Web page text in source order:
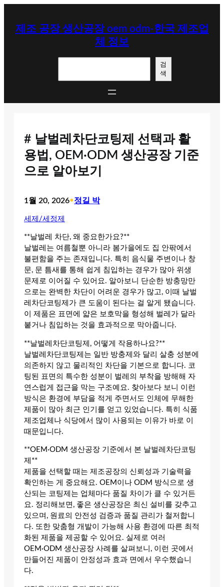
제조 공장 생산공장 oem odm-한국 제조업
체 정보
검
색
# 날벌레차단코팅제 선택과 활
용법, OEM·ODM 생산공장 기준
으로 알아보기
1월 20, 2026•정길 박
세제/세정제
**날벌레 차단, 왜 중요한가요?**
날벌레는 여름철뿐 아니라 봄가을에도 집 안팎에서
불편함을 주는 존재입니다. 특히 음식물 주변이나 창
문, 문 틈새를 통해 쉽게 침입하는 경우가 많아 위생
문제로 이어질 수 있어요. 알아보니 단순한 방충망만
으로는 완벽한 차단이 어려운 경우가 많고, 이때 날벌
레차단코팅제가 큰 도움이 된다는 걸 알게 됐습니다.
이 제품은 표면에 얇은 보호막을 형성해 벌레가 달라
붙거나 침입하는 것을 효과적으로 막아줍니다.
**날벌레차단코팅제, 어떻게 작용하나요?**
날벌레차단코팅제는 일반 방충제와 달리 살충 성분에
의존하지 않고 물리적인 차단을 기본으로 합니다. 코
팅된 표면의 특수한 성분이 벌레의 부착을 방해해 자
연스럽게 접근을 막는 구조예요. 찾아보다 보니 이런
방식은 환경에 부담을 적게 주면서도 인체에 무해한
제품이 많아 최근 인기를 얻고 있었습니다. 특히 식품
제조업체나 식당에서 많이 사용되는 이유가 바로 이
때문입니다.
**OEM·ODM 생산공장 기준에서 본 날벌레차단코팅
제**
제품을 선택할 때는 제조공장의 신뢰성과 기술력을
확인하는 게 중요해요. OEM이나 ODM 방식으로 생
산되는 코팅제는 업체마다 품질 차이가 클 수 있거든
요. 정리해보면, 좋은 생산공장은 최신 설비를 갖추고
있으며, 원료의 안전성 검증과 품질 관리가 철저합니
다. 또한 맞춤형 개발이 가능해 사용 환경에 따른 최적
화된 제품을 제공할 수 있어요. 실제로 여러
OEM·ODM 생산공장 사례를 살펴보니, 이런 곳에서
만들어진 제품이 안정성과 효과 면에서 우수했습니
다.